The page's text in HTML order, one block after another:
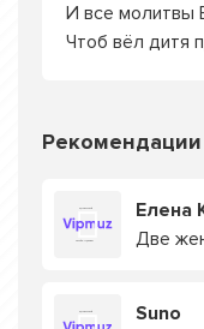
И все молитвы
Чтоб вёл дитя
Рекомендации
Елена
Две
Suno